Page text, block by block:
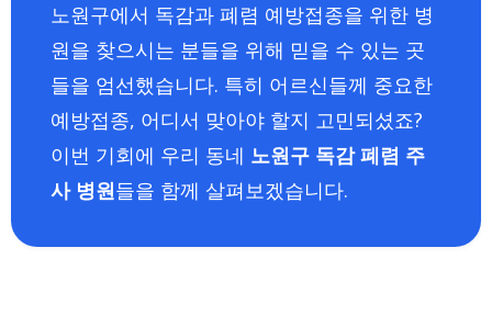
노원구에서 독감과 폐렴 예방접종을 위한 병
원을 찾으시는 분들을 위해 믿을 수 있는 곳
들을 엄선했습니다. 특히 어르신들께 중요한
예방접종, 어디서 맞아야 할지 고민되셨죠?
이번 기회에 우리 동네 노원구 독감 폐렴 주
사 병원들을 함께 살펴보겠습니다.